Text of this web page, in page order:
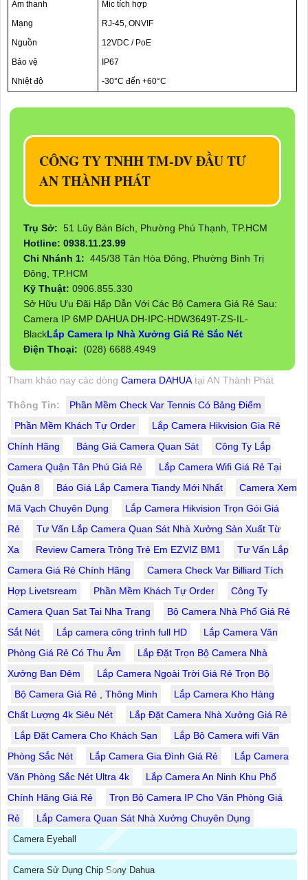
Âm thanh
Mic tích hợp
Mạng
RJ-45, ONVIF
Nguồn
12VDC / PoE
Bảo vệ
IP67
Nhiệt độ
-30°C đến +60°C
CÔNG TY TNHH TM-DV ĐẦU TƯ
AN THÀNH PHÁT
Trụ Sở: 51 Lũy Bán Bích, Phường Phú Thạnh, TP.HCM
Hotline: 0938.11.23.99
Chi Nhánh 1: 445/38 Tân Hòa Đông, Phường Bình Trị
Đông, TP.HCM
Kỹ Thuật: 0906.855.330
Sở Hữu Ưu Đãi Hấp Dẫn Với Các Bộ Camera Giá Rẻ Sau:
Camera IP 6MP DAHUA DH-IPC-HDW3649T-ZS-IL-
BlackLắp Camera Ip Nhà Xưởng Giá Rẻ Sắc Nét
Điện Thoại:
(028) 6688.4949
Tham khảo nay các dòng Camera DAHUAtại AN Thành Phát
Thông Tin:
Phần Mềm Check Var Tennis Có Bảng Điểm
Phần Mềm Khách Tự Order
Lắp Camera Hikvision Gia Rẻ
Chính Hãng
Bảng Giá Camera Quan Sát
Công Ty Lắp
Camera Quận Tân Phú Giá Rẻ
Lắp Camera Wifi Giá Rẻ Tại
Quận 8
Báo Giá Lắp Camera Tiandy Mới Nhất
Camera Xem
Mã Vạch Chuyên Dụng
Lắp Camera Hikvision Trọn Gói Giá
Rẻ
Tư Vấn Lắp Camera Quan Sát Nhà Xưởng Sản Xuất Từ
Xa
Review Camera Trông Trẻ Em EZVIZ BM1
Tư Vấn Lắp
Camera Giá Rẻ Chính Hãng
Camera Check Var Billiard Tích
Hợp Livetsream
Phần Mềm Khách Tự Order
Công Ty
Camera Quan Sat Tai Nha Trang
Bộ Camera Nhà Phố Giá Rẻ
Sắt Nét
Lắp camera công trình full HD
Lắp Camera Văn
Phòng Giá Rẻ Có Thu Âm
Lắp Đặt Trọn Bộ Camera Nhà
Xưởng Ban Đêm
Lắp Camera Ngoài Trời Giá Rẻ Trọn Bộ
Bộ Camera Giá Rẻ , Thông Minh
Lắp Camera Kho Hàng
Chất Lượng 4k Siêu Nét
Lắp Đặt Camera Nhà Xưởng Giá Rẻ
Lắp Đặt Camera Cho Khách Sạn
Lắp Bộ Camera wifi Văn
Phòng Sắc Nét
Lắp Camera Gia Đình Giá Rẻ
Lắp Camera
Văn Phòng Sắc Nét Ultra 4k
Lắp Camera An Ninh Khu Phố
Chính Hãng Giá Rẻ
Trọn Bộ Camera IP Cho Văn Phòng Giá
Rẻ
Lắp Camera Quan Sát Nhà Xưởng Chuyên Dụng
Camera Eyeball
Camera Sử Dụng Chip Sony Dahua